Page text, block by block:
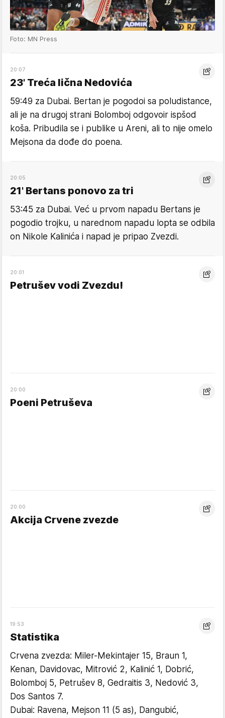
Foto: MN Press
20:07
23' Treća lična Nedovića
59:49 za Dubai. Bertan je pogodoi sa poludistance,
ali je na drugoj strani Bolomboj odgovoir ispšod
koša. Pribudila se i publike u Areni, ali to nije omelo
Mejsona da dođe do poena.
20:05
21' Bertans ponovo za tri
53:45 za Dubai. Već u prvom napadu Bertans je
pogodio trojku, u narednom napadu lopta se odbila
on Nikole Kalinića i napad je pripao Zvezdi.
20:01
Petrušev vodi Zvezdu!
20:00
Poeni Petruševa
20:00
Akcija Crvene zvezde
19:53
Statistika
Crvena zvezda: Miler-Mekintajer 15, Braun 1,
Kenan, Davidovac, Mitrović 2, Kalinić 1, Dobrić,
Bolomboj 5, Petrušev 8, Gedraitis 3, Nedović 3,
Dos Santos 7.
Dubai: Ravena, Mejson 11 (5 as), Dangubić,